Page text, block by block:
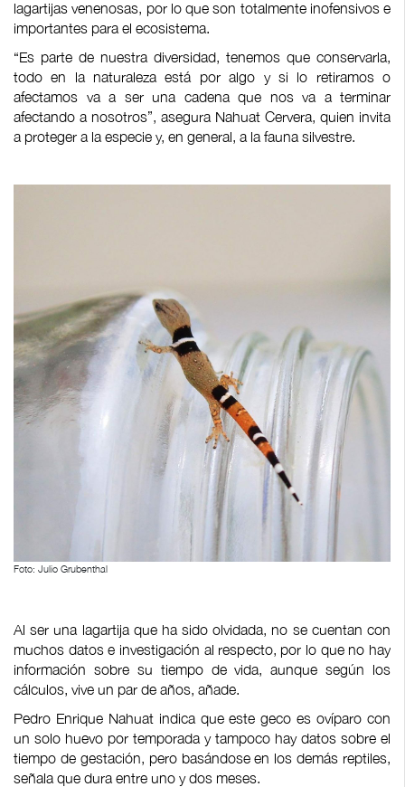
lagartijas venenosas, por lo que son totalmente inofensivos e
importantes para el ecosistema.
“Es parte de nuestra diversidad, tenemos que conservarla,
todo en la naturaleza está por algo y si lo retiramos o
afectamos va a ser una cadena que nos va a terminar
afectando a nosotros”, asegura Nahuat Cervera, quien invita
a proteger a la especie y, en general, a la fauna silvestre.
Foto: Julio Grubenthal
Al ser una lagartija que ha sido olvidada, no se cuentan con
muchos datos e investigación al respecto, por lo que no hay
información sobre su tiempo de vida, aunque según los
cálculos, vive un par de años, añade.
Pedro Enrique Nahuat indica que este geco es ovíparo con
un solo huevo por temporada y tampoco hay datos sobre el
tiempo de gestación, pero basándose en los demás reptiles,
señala que dura entre uno y dos meses.